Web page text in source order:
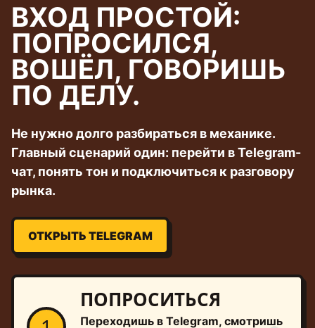
ВХОД ПРОСТОЙ:
ПОПРОСИЛСЯ,
ВОШЁЛ, ГОВОРИШЬ
ПО ДЕЛУ.
Не нужно долго разбираться в механике.
Главный сценарий один: перейти в Telegram-
чат, понять тон и подключиться к разговору
рынка.
ОТКРЫТЬ TELEGRAM
ПОПРОСИТЬСЯ
Переходишь в Telegram, смотришь